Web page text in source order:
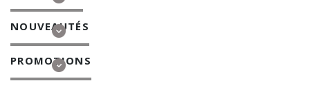
NOUVEAUTÉS
PROMOTIONS